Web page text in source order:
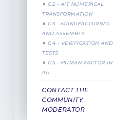
G2 - AIT NUMERICAL
TRANSFORMATION
G3 - MANUFACTURING
AND ASSEMBLY
G4 - VERIFICATION AND
TESTS
G5 - HUMAN FACTOR IN
AIT
CONTACT THE
COMMUNITY
MODERATOR